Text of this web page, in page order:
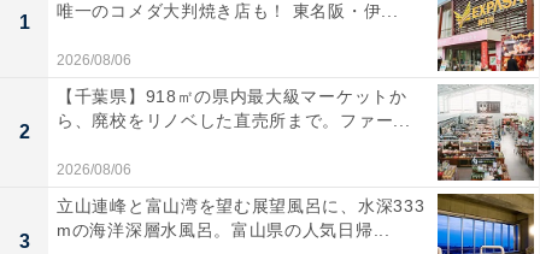
1
唯一のコメダ大判焼き店も！ 東名阪・伊...
2026/08/06
2
【千葉県】918㎡の県内最大級マーケットか
ら、廃校をリノベした直売所まで。ファー...
2026/08/06
3
立山連峰と富山湾を望む展望風呂に、水深333
mの海洋深層水風呂。富山県の人気日帰...